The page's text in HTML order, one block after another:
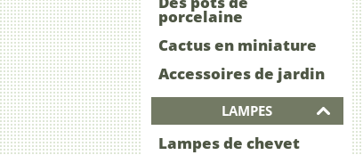
porcelaine
Cactus en miniature
Accessoires de jardin
LAMPES
Lampes de chevet